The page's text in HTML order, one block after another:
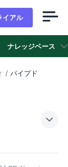
イアル
ナレッジベース
/ パイプド